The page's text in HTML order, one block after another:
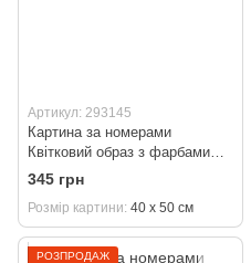
Артикул: 293145
Картина за номерами
Квітковий образ з фарбами
металік ©victoria_art___
(KH8503) Ідейка 40 х 50 см
345 грн
Розмір картини 40 х 50 см
РОЗПРОДАЖ